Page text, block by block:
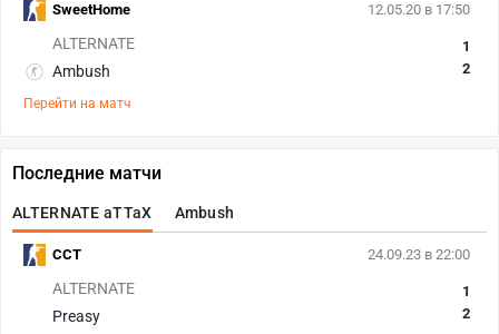
12.05.20 в 17:50
ALTERNATE
Ambush
1
2
Перейти на матч
SweetHome
Последние матчи
ALTERNATE aTTaX Ambush
24.09.23 в 22:00
ALTERNATE
Preasy
1
2
CCT